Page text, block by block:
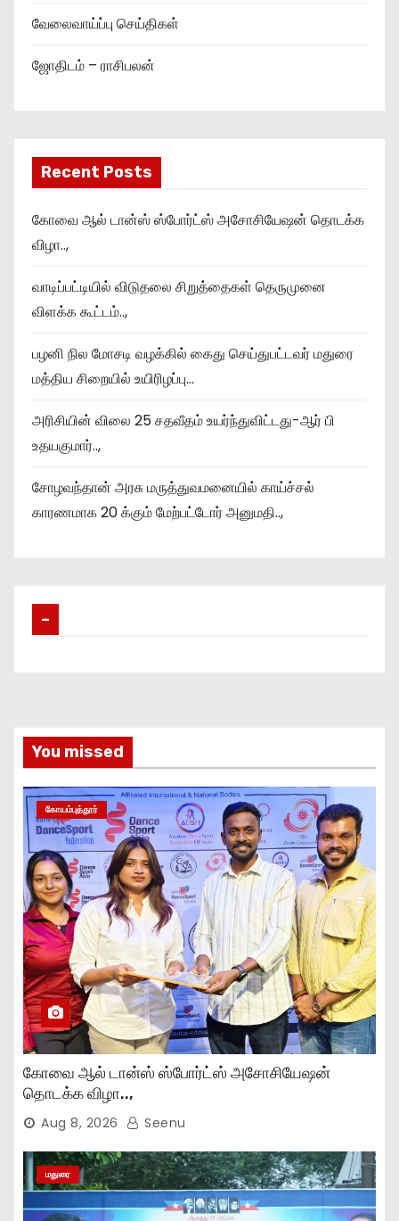
வேலைவாய்ப்பு செய்திகள்
ஜோதிடம் – ராசிபலன்
Recent Posts
கோவை ஆல் டான்ஸ் ஸ்போர்ட்ஸ் அசோசியேஷன் தொடக்க
விழா..,
வாடிப்பட்டியில் விடுதலை சிறுத்தைகள் தெருமுனை
விளக்க கூட்டம்..,
பழனி நில மோசடி வழக்கில் கைது செய்துபட்டவர் மதுரை
மத்திய சிறையில் உயிரிழப்பு…
அரிசியின் விலை 25 சதவீதம் உயர்ந்துவிட்டது-ஆர் பி
உதயகுமார்..,
சோழவந்தான் அரசு மருத்துவமனையில் காய்ச்சல்
காரணமாக 20 க்கும் மேற்பட்டோர் அனுமதி..,
–
You missed
கோயம்புத்தூர்
கோவை ஆல் டான்ஸ் ஸ்போர்ட்ஸ் அசோசியேஷன்
தொடக்க விழா..,
Aug 8, 2026 Seenu
மதுரை